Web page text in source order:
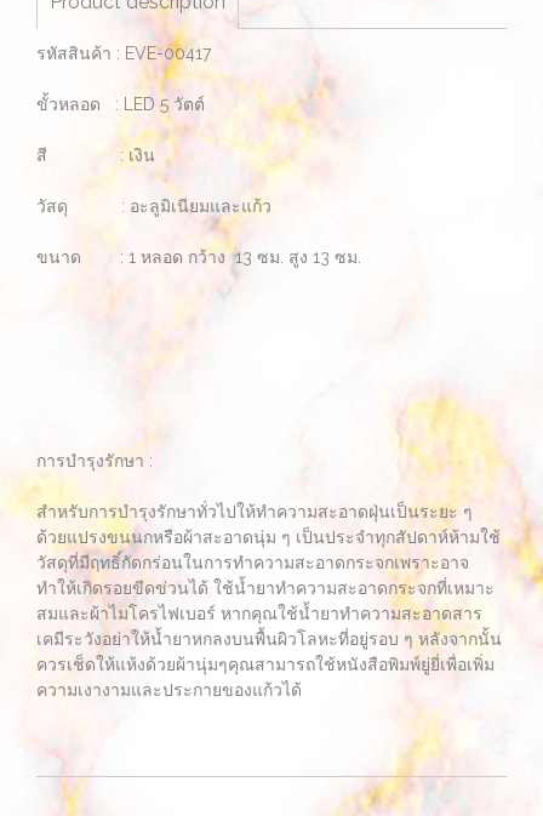
รหัสสินค้า : EVE-00417
ขั้วหลอด : LED 5 วัตต์
สี : เงิน
วัสดุ : อะลูมิเนียมและแก้ว
ขนาด : 1 หลอด กว้าง 13 ซม. สูง 13 ซม.
การบำรุงรักษา :
สำหรับการบำรุงรักษาทั่วไปให้ทำความสะอาดฝุ่นเป็นระยะ ๆ
ด้วยแปรงขนนกหรือผ้าสะอาดนุ่ม ๆ เป็นประจำทุกสัปดาห์ห้ามใช้
วัสดุที่มีฤทธิ์กัดกร่อนในการทำความสะอาดกระจกเพราะอาจ
ทำให้เกิดรอยขีดข่วนได้ ใช้น้ำยาทำความสะอาดกระจกที่เหมาะ
สมและผ้าไมโครไฟเบอร์ หากคุณใช้น้ำยาทำความสะอาดสาร
เคมีระวังอย่าให้น้ำยาหกลงบนพื้นผิวโลหะที่อยู่รอบ ๆ หลังจากนั้น
ควรเช็ดให้แห้งด้วยผ้านุ่มๆคุณสามารถใช้หนังสือพิมพ์ยู่ยี่เพื่อเพิ่ม
ความเงางามและประกายของแก้วได้